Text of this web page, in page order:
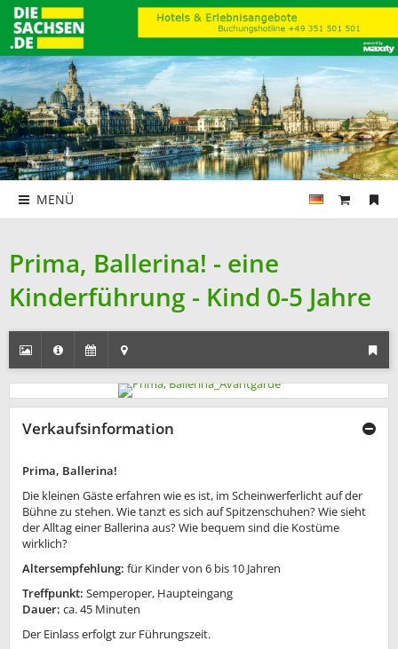
MENÜ
Prima, Ballerina! - eine
Kinderführung - Kind 0-5 Jahre
Verkaufsinformation
Prima, Ballerina!
Die kleinen Gäste erfahren wie es ist, im Scheinwerferlicht auf der
Bühne zu stehen. Wie tanzt es sich auf Spitzenschuhen? Wie sieht
der Alltag einer Ballerina aus? Wie bequem sind die Kostüme
wirklich?
Altersempfehlung: für Kinder von 6 bis 10 Jahren
Treffpunkt: Semperoper, Haupteingang
Dauer: ca. 45 Minuten
Der Einlass erfolgt zur Führungszeit.